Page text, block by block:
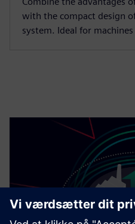
with the compact design of
system. Ideal for